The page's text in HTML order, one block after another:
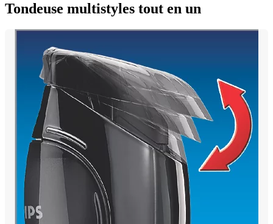
Tondeuse multistyles tout en un